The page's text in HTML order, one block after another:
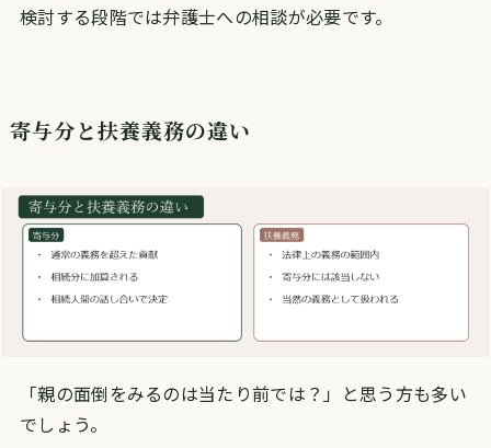
検討する段階では弁護士への相談が必要です。
寄与分と扶養義務の違い
「親の面倒をみるのは当たり前では？」と思う方も多い
でしょう。